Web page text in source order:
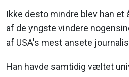
Ikke desto mindre blev han et
af de yngste vindere
af USA's mest ansete
Han havde samtidig væltet